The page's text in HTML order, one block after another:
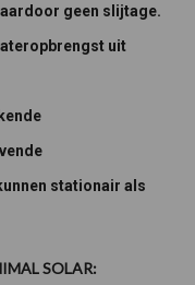
geen slijtage.
uit
stationair als
SOLAR: